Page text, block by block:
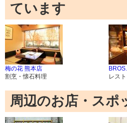
ています
梅の花 熊本店
割烹・懐石料理
レス
周辺のお店・スポ